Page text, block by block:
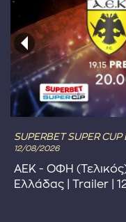
SUPERBET SUPER
12/08/2026
ΑΕΚ - ΟΦΗ
Ελλάδας | Trailer |